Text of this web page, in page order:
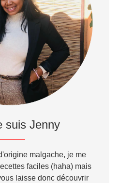
suis Jenny
malgache, je me
faciles (haha) mais
laisse donc découvrir